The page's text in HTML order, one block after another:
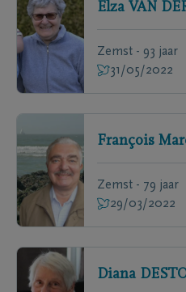
Elza VAN
Zemst - 93 jaar
31/05/2022
François
Zemst - 79 jaar
29/03/2022
Diana